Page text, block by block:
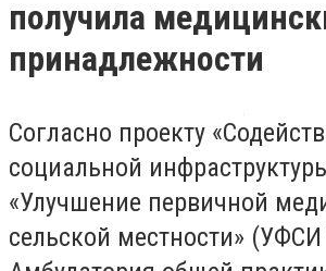
получила
принадлежности
Согласно проекту
социальной
«Улучшение первичной
сельской местности»